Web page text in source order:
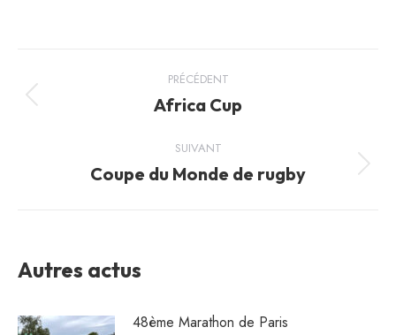
Navigation
article
PRÉCÉDENT
Article
:
Africa Cup
SUIVANT
Article
Coupe du Monde de rugby
Autres actus
48ème Marathon de Paris